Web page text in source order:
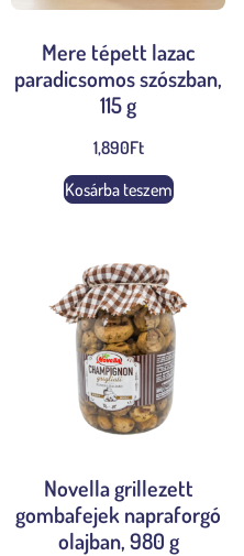
Mere tépett lazac
paradicsomos szószban,
115 g
1,890Ft
Kosárba teszem
Novella grillezett
gombafejek napraforgó
olajban, 980 g